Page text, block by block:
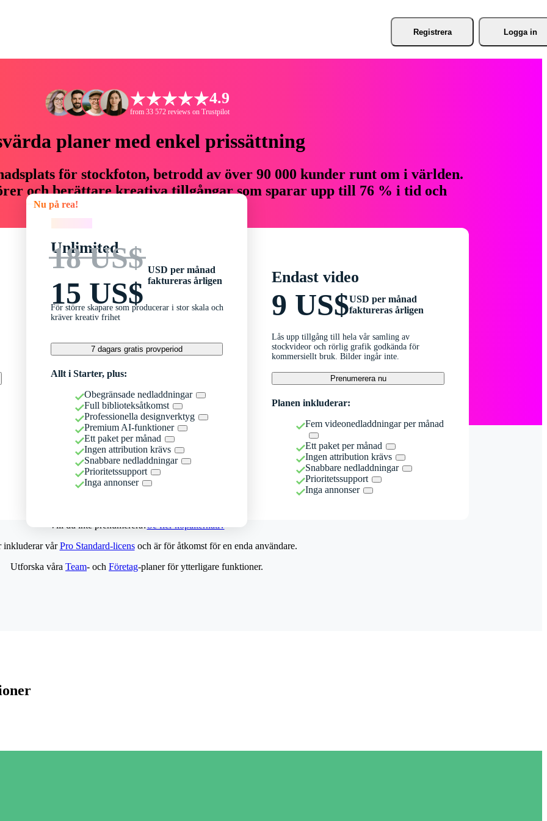
Registrera Logga in
4.9
from 33 572 reviews on Trustpilot
planer med enkel prissättning
för stockfoton, betrodd av över 90 000 kunder runt om i världen.
och berättare kreativa tillgångar som sparar upp till 76 % i tid och
Nu på rea!
Unlimited
18 US$
15 US$
USD per månad
faktureras årligen
För större skapare som producerar i stor skala och
kräver kreativ frihet
7 dagars gratis provperiod
Allt i Starter, plus:
Obegränsade nedladdningar
Full biblioteksåtkomst
Professionella designverktyg
Premium AI-funktioner
Ett paket per månad
Ingen attribution krävs
Snabbare nedladdningar
Prioritetssupport
Inga annonser
Endast video
9 US$USD per månad
faktureras årligen
Lås upp tillgång till hela vår samling av
stockvideor och rörlig grafik godkända för
kommersiellt bruk. Bilder ingår inte.
Prenumerera nu
Planen inkluderar:
Fem videonedladdningar per månad
Ett paket per månad
Ingen attribution krävs
Snabbare nedladdningar
Prioritetssupport
Inga annonser
Vill du inte prenumerera?Se fler köpalternativ
inkluderar vårPro Standard-licensoch är för åtkomst för en enda användare.
Utforska våra Team- och Företag-planer för ytterligare funktioner.